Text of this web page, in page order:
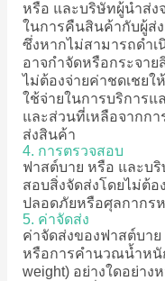
หรือ และบริษัทผู้นำส่ง
ในการคืนสินค้ากับผู้ส่
ซึ่งหากไม่สามารถดำ
อาจกำจัดหรือกระจา
ไม่ต้องจ่ายค่าชดเชย
ใช้จ่ายในการบริการแ
และส่วนที่เหลือจากก
ส่งสินค้า
4. การตรวจสอบ
ฟาสต์บาย หรือ และบ
สอบสิ่งจัดส่งโดยไม่ต้อ
ปลอดภัยหรือศุลกากร
5. ค่าจัดส่ง
ค่าจัดส่งของฟาสต์บา
หรือการคำนวณน้ำหนั
weight) อย่างใดอย่า